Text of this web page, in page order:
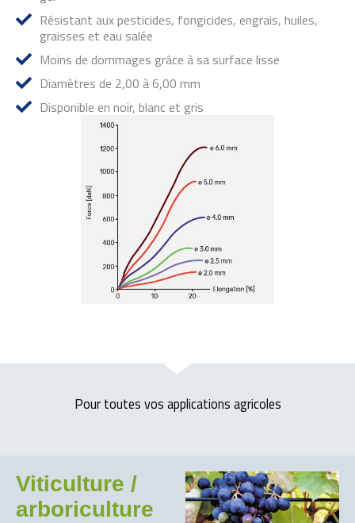
Résistant aux pesticides, fongicides, engrais, huiles,
graisses et eau salée
Moins de dommages grâce à sa surface lisse
Diamètres de 2,00 à 6,00 mm
Disponible en noir, blanc et gris
Pour toutes vos applications agricoles
Viticulture /
arboriculture